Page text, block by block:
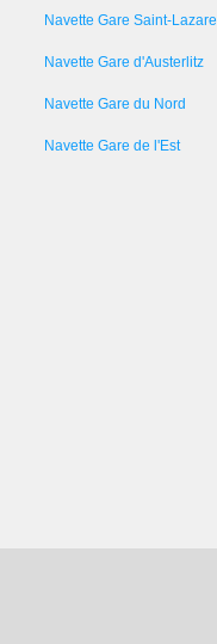
Navette Gare Saint-Lazare
Navette Gare d'Austerlitz
Navette Gare du Nord
Navette Gare de l'Est